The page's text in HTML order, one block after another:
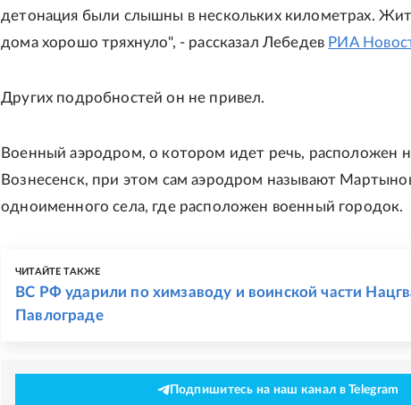
детонация были слышны в нескольких километрах.
дома хорошо тряхнуло", - рассказал Лебедев РИА
Других подробностей он не привел.
Военный аэродром, о котором идет речь, расположен
Вознесенск, при этом сам аэродром называют
одноименного села, где расположен военный городок.
ЧИТАЙТЕ ТАКЖЕ
ВС РФ ударили по химзаводу и воинской части
Павлограде
Подпишитесь на наш канал в Telegram